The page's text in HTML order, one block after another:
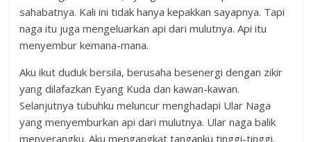
sahabatnya. Kali ini tidak hanya kepakkan sayapnya. Tapi
naga itu juga mengeluarkan api dari mulutnya. Api itu
menyembur kemana-mana.
Aku ikut duduk bersila, berusaha besenergi dengan zikir
yang dilafazkan Eyang Kuda dan kawan-kawan.
Selanjutnya tubuhku meluncur menghadapi Ular Naga
yang menyemburkan api dari mulutnya. Ular naga balik
menyerangku. Aku mengangkat tanganku tinggi-tinggi.